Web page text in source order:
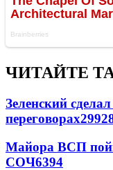
ЧИТАЙТЕ
Зеленский
переговорах
Майора ВСП
СОЧ6394